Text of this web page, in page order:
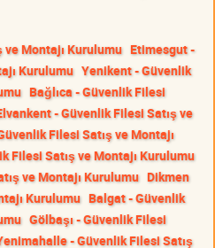
ve Montajı Kurulumu Etimesgut -
Kurulumu Yenikent - Güvenlik
Bağlıca - Güvenlik Filesi
- Güvenlik Filesi Satış ve
Filesi Satış ve Montajı
Filesi Satış ve Montajı Kurulumu
ve Montajı Kurulumu Dikmen
Kurulumu Balgat - Güvenlik
Gölbaşı - Güvenlik Filesi
- Güvenlik Filesi Satış